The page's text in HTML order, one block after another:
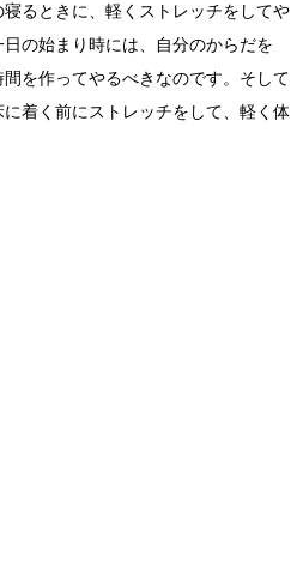
るときに、軽くストレッチをしてや
の始まり時には、自分のからだを
を作ってやるべきなのです。そして
着く前にストレッチをして、軽く体